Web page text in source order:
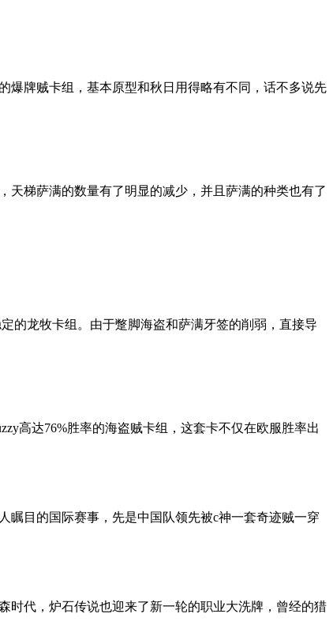
爆牌贼卡组，基本原型和秋日用得略有不同，话不多说先
天梯萨满的数量有了明显的减少，并且萨满的种类也有了
的龙牧卡组。由于蹩脚海盗和萨满牙签的削弱，直接导
高达76%胜率的海盗贼卡组，这套卡不仅在欧服胜率出
瞩目的国际赛事，先是中国队领先被c神一套奇迹贼一穿
时代，炉石传说也迎来了新一轮的职业大洗牌，曾经的猎